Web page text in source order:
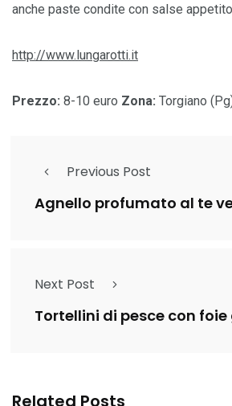
anche paste condite con salse
http://www.lungarotti.it
Prezzo: 8-10 euro Zona: Torgiano
Previous Post
Agnello profumato al te
Next Post
Tortellini di pesce con
Related Posts